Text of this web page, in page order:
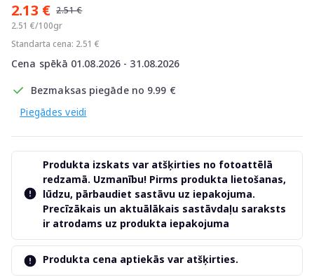
2.13 € 2.51 €
2.51 €/100gr
Standarta cena: 2.51 €
Cena spēkā 01.08.2026 - 31.08.2026
Bezmaksas piegāde no 9.99 €
Piegādes veidi
Produkta izskats var atšķirties no fotoattēlā
redzamā. Uzmanību! Pirms produkta lietošanas,
lūdzu, pārbaudiet sastāvu uz iepakojuma.
Precīzākais un aktuālākais sastāvdaļu saraksts
ir atrodams uz produkta iepakojuma
Produkta cena aptiekās var atšķirties.